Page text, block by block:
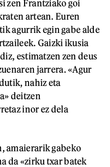
zen Frantziako goi
artean. Euren
agurrik egin gabe alde
Gaizki ikusia
estimatzen zen deus
jarrera. «Agur
nahiz eta
deitzen
inor ez dela
amaierarik gabeko
da «zirku txar batek